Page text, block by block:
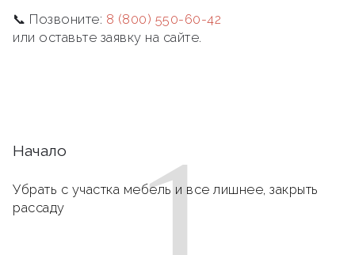
📞 Позвоните: 8 (800) 550-60-42
или оставьте заявку на сайте.
Начало
Убрать с участка мебель и все лишнее, закрыть
рассаду